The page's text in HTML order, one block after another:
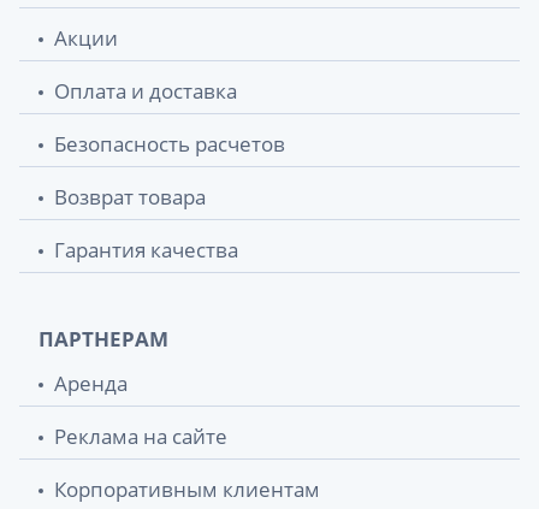
Акции
Оплата и доставка
Безопасность расчетов
Возврат товара
Гарантия качества
ПАРТНЕРАМ
Аренда
Реклама на сайте
Корпоративным клиентам